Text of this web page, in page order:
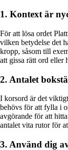
1. Kontext är
För att lösa ordet
vilken betydelse det
kropp, såsom till
att gissa rätt ord eller
2. Antalet
I korsord är det
behövs för att fylla i
avgörande för att
antalet vita rutor för
3. Använd dig